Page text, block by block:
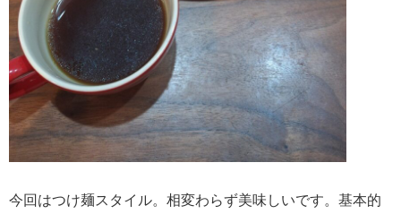
今回はつけ麺スタイル。相変わらず美味しいです。基本的